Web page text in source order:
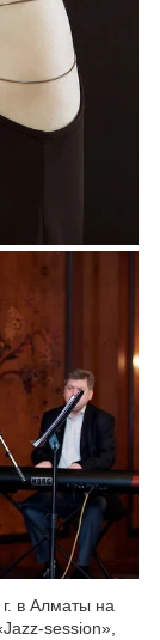
в Алматы на
session»,